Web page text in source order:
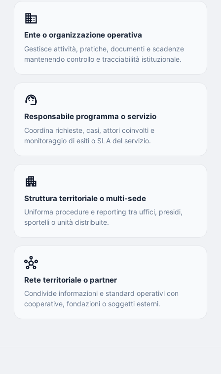
domain
Ente o organizzazione operativa
Gestisce attività, pratiche, documenti e scadenze
mantenendo controllo e tracciabilità istituzionale.
support_agent
Responsabile programma o servizio
Coordina richieste, casi, attori coinvolti e
monitoraggio di esiti o SLA del servizio.
apartment
Struttura territoriale o multi-sede
Uniforma procedure e reporting tra uffici, presidi,
sportelli o unità distribuite.
hub
Rete territoriale o partner
Condivide informazioni e standard operativi con
cooperative, fondazioni o soggetti esterni.